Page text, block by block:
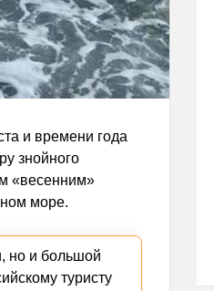
и времени года
знойного
«весенним»
море.
но и большой
туристу